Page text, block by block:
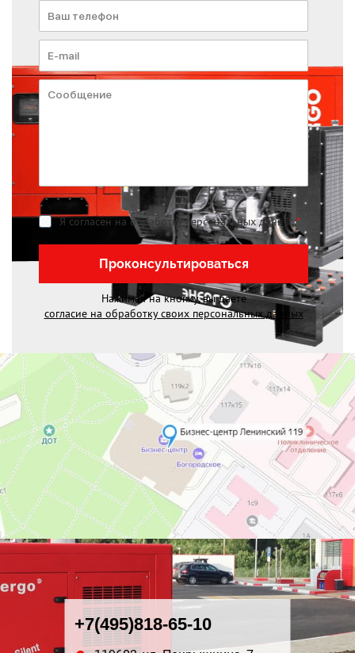
Я согласен на обработку персональных данных*
Проконсультироваться
Нажимая на кнопку, вы даете
согласие на обработку своих персональных данных
+7(495)818-65-10